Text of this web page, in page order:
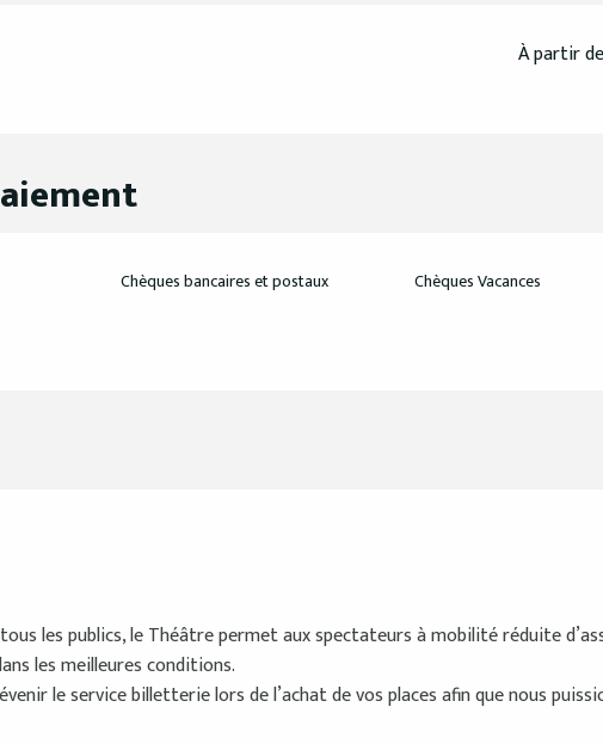
À partir
Chèques bancaires et postaux Chèques Vacances
tous les publics, le Théâtre permet aux spectateurs à mobilité réduite
les meilleures conditions.
le service billetterie lors de l’achat de vos places afin que nous